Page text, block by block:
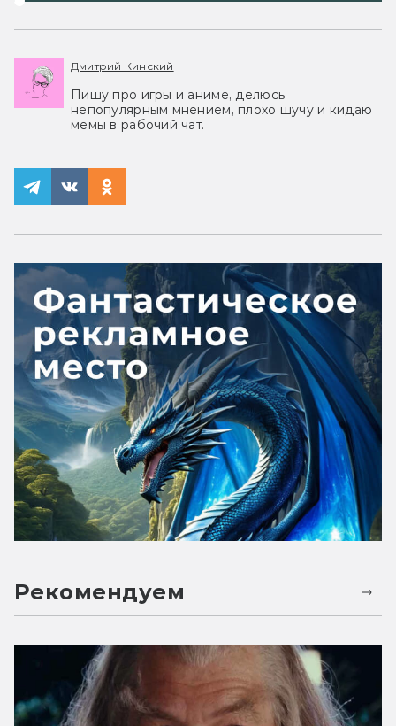
Дмитрий Кинский
Пишу про игры и аниме, делюсь
непопулярным мнением, плохо шучу и кидаю
мемы в рабочий чат.
Рекомендуем